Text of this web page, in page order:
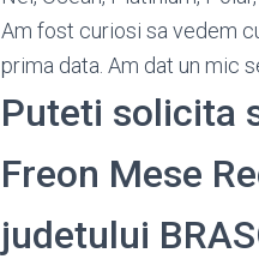
Am fost curiosi sa vedem
prima data. Am dat un mic
Puteti solicita
Freon Mese
judetului